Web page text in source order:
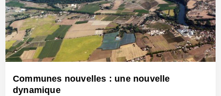
Communes nouvelles : une nouvelle
dynamique